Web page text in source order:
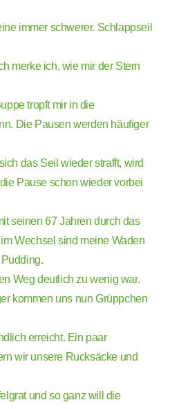
immer schwerer. Schlappseil
merke ich, wie mir der Stern
tropft mir in die
Die Pausen werden häufiger
das Seil wieder strafft, wird
Pause schon wieder vorbei
seinen 67 Jahren durch das
Wechsel sind meine Waden
Weg deutlich zu wenig war.
kommen uns nun Grüppchen
erreicht. Ein paar
wir unsere Rucksäcke und
und so ganz will die